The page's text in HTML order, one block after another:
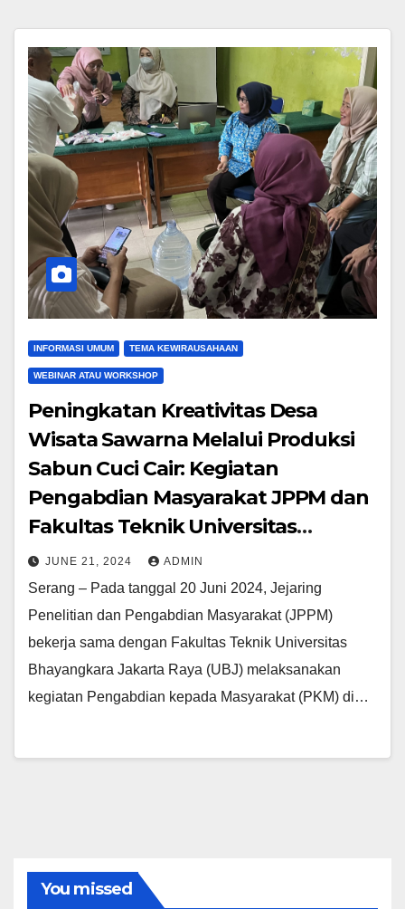
INFORMASI UMUM TEMA KEWIRAUSAHAAN
WEBINAR ATAU WORKSHOP
Peningkatan Kreativitas Desa
Wisata Sawarna Melalui Produksi
Sabun Cuci Cair: Kegiatan
Pengabdian Masyarakat JPPM dan
Fakultas Teknik Universitas
Bhayangkara Jakarta Raya
JUNE 21, 2024 ADMIN
Serang – Pada tanggal 20 Juni 2024, Jejaring
Penelitian dan Pengabdian Masyarakat (JPPM)
bekerja sama dengan Fakultas Teknik Universitas
Bhayangkara Jakarta Raya (UBJ) melaksanakan
kegiatan Pengabdian kepada Masyarakat (PKM) di…
You missed